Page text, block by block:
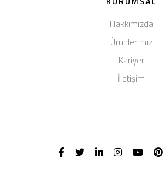
Hakkımızda
Ürünlerimiz
Kariyer
İletişim